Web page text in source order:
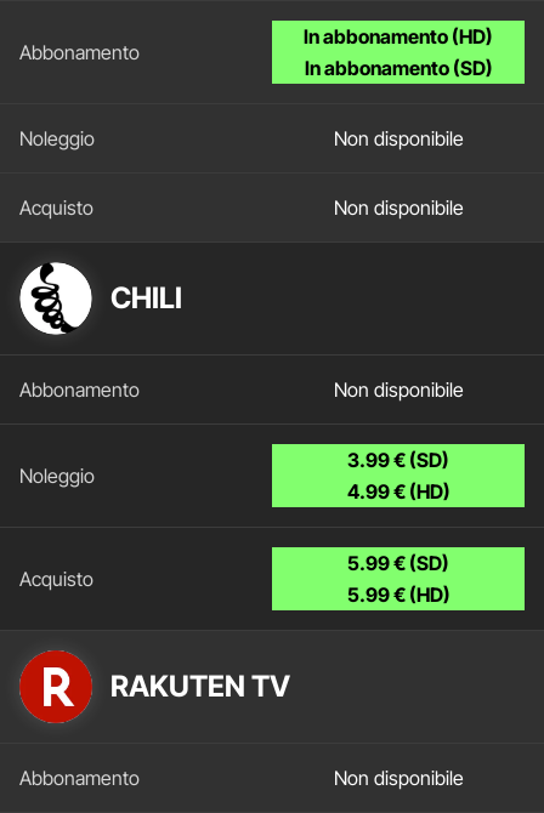
In abbonamento (HD)
In abbonamento (SD)
Non disponibile
Non disponibile
CHILI
Non disponibile
3.99 € (SD)
4.99 € (HD)
5.99 € (SD)
5.99 € (HD)
RAKUTEN TV
Non disponibile